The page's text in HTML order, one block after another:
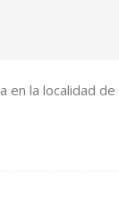
la localidad